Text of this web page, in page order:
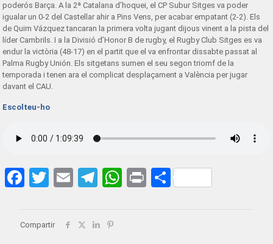
poderós Barça. A la 2ª Catalana d’hoquei, el CP Subur Sitges va poder
igualar un 0-2 del Castellar ahir a Pins Vens, per acabar empatant (2-2). Els
de Quim Vázquez tancaran la primera volta jugant dijous vinent a la pista del
líder Cambrils. I a la Divisió d’Honor B de rugby, el Rugby Club Sitges es va
endur la victòria (48-17) en el partit que el va enfrontar dissabte passat al
Palma Rugby Unión. Els sitgetans sumen el seu segon triomf de la
temporada i tenen ara el complicat desplaçament a València per jugar
davant el CAU.
Escolteu-ho
Facebook
Twitter
EmailTelegram
WhatsApp
PrintShare
Compartir